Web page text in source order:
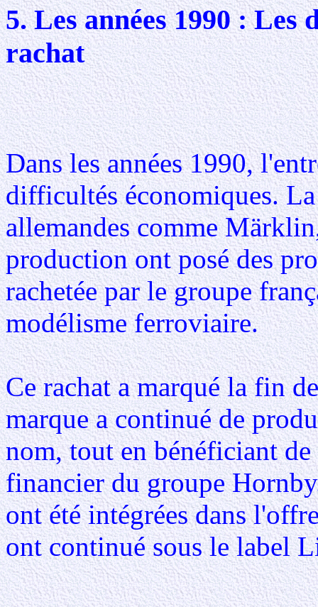
5. Les années 1990 : Les
rachat
Dans les années 1990,
difficultés économiques.
allemandes comme
production ont posé des
rachetée par le groupe
modélisme ferroviaire.
Ce rachat a marqué la fin
marque a continué de
nom, tout en bénéficiant
financier du groupe
ont été intégrées dans
ont continué sous le label